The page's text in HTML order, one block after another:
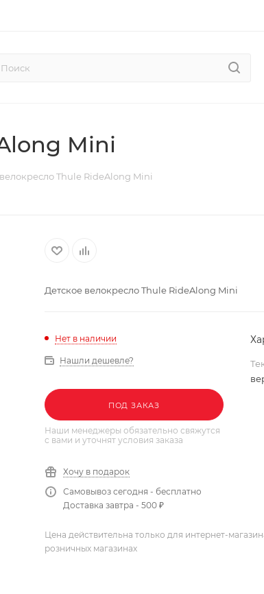
Mini
Thule RideAlong Mini
Детское велокресло Thule RideAlong Mini
Нет в наличии
Нашли дешевле?
ПОД ЗАКАЗ
Наши менеджеры обязательно свяжутся
с вами и уточнят условия заказа
Хочу в подарок
Самовывоз сегодня - бесплатно
Доставка завтра - 500 ₽
Цена действительна только для интернет-
розничных магазинах